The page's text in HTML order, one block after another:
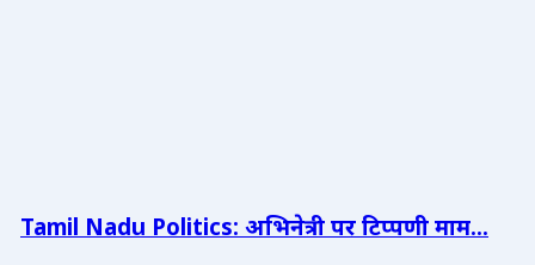
Tamil Nadu Politics: अभिनेत्री पर टिप्पणी माम...